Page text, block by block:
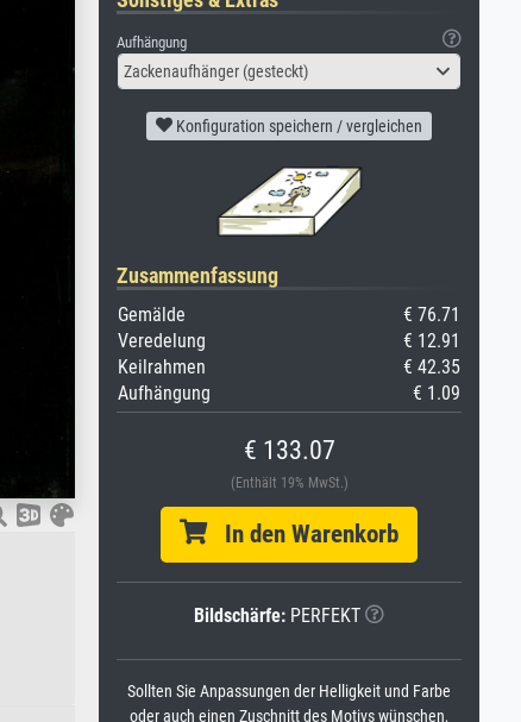
Aufhängung
Zackenaufhänger (gesteckt)
Konfiguration speichern / vergleichen
Zusammenfassung
Gemälde
€ 76.71
Veredelung
€ 12.91
Keilrahmen
€ 42.35
Aufhängung
€ 1.09
€ 133.07
(Enthält 19% MwSt.)
In den Warenkorb
Bildschärfe: PERFEKT
Sollten Sie Anpassungen der Helligkeit und Farbe
oder auch einen Zuschnitt des Motivs wünschen,